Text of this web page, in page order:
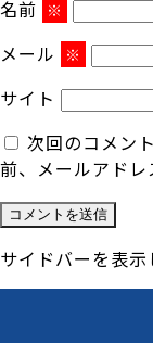
名前 ※
メール ※
サイト
次回のコメン
前、メールアドレ
サイドバーを表